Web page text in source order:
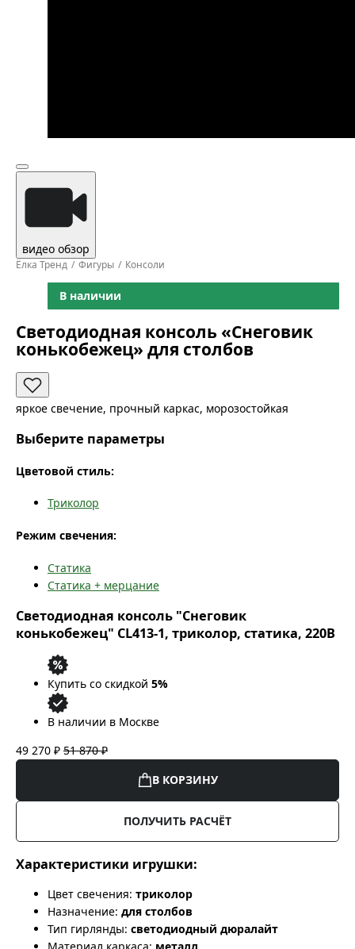
видео обзор
Ёлка Тренд Фигуры Консоли
В наличии
Светодиодная консоль «Снеговик
конькобежец» для столбов
яркое свечение, прочный каркас, морозостойкая
Выберите параметры
Цветовой стиль:
Триколор
Режим свечения:
Статика
Статика + мерцание
Светодиодная консоль "Снеговик
конькобежец" CL413-1, триколор, статика, 220В
Купить со скидкой 5%
В наличии в Москве
49 270 ₽ 51 870 ₽
В КОРЗИНУ
ПОЛУЧИТЬ РАСЧЁТ
Характеристики игрушки:
Цвет свечения: триколор
Назначение: для столбов
Тип гирлянды: светодиодный дюралайт